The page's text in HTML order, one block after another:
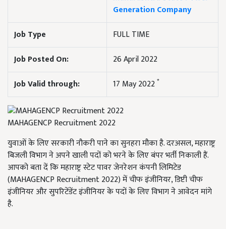
Generation Company
Job Type
FULL TIME
Job Posted On:
26 April 2022
Job Valid through:
17 May 2022 *
MAHAGENCP Recruitment 2022
युवाओं के लिए सरकारी नौकरी पाने का सुनहरा मौका है. दरअसल, महाराष्ट्र
बिजली विभाग ने अपने खाली पदों को भरने के लिए बंपर भर्ती निकाली हैं.
आपको बता दें कि महाराष्ट्र स्टेट पावर जेनरेशन कंपनी लिमिटेड
(MAHAGENCP Recruitment 2022) में चीफ इंजीनियर, डिप्टी चीफ
इंजीनियर और सुपरिटेंडेंट इंजीनियर के पदों के लिए विभाग ने आवेदन मांगे
है.